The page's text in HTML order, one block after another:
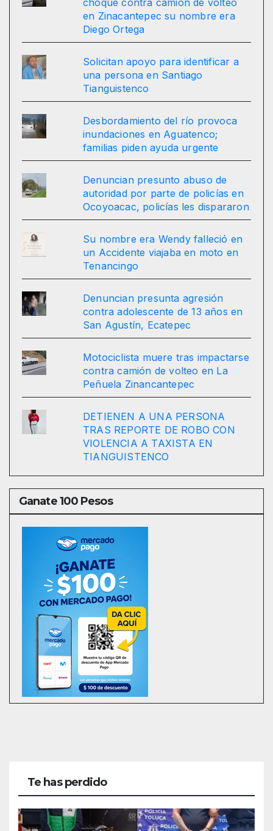
choque contra camión de volteo
en Zinacantepec su nombre era
Diego Ortega
Solicitan apoyo para identificar a
una persona en Santiago
Tianguistenco
Desbordamiento del río provoca
inundaciones en Aguatenco;
familias piden ayuda urgente
Denuncian presunto abuso de
autoridad por parte de policías en
Ocoyoacac, policías les dispararon
Su nombre era Wendy falleció en
un Accidente viajaba en moto en
Tenancingo
Denuncian presunta agresión
contra adolescente de 13 años en
San Agustín, Ecatepec
Motociclista muere tras impactarse
contra camión de volteo en La
Peñuela Zinancantepec
DETIENEN A UNA PERSONA
TRAS REPORTE DE ROBO CON
VIOLENCIA A TAXISTA EN
TIANGUISTENCO
Ganate 100 Pesos
Te has perdido